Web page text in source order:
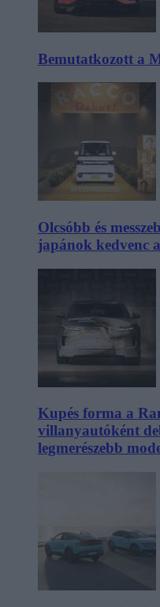
Bemutatkozott a
Olcsóbb és
japánok kedvenc
Kupés forma a
villanyautóként
legmerészebb